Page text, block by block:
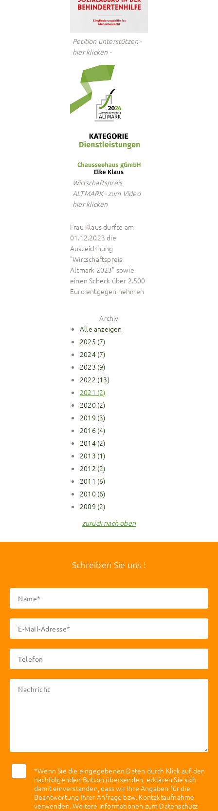
Petition unterstützen -
hier klicken -
Wirtschaftspreis
ALTMARK - zum Video
hier klicken
Frau Klaus durfte am
01.12.2023 die
Auszeichnung
"Wirtschaftspreis
Altmark 2023" sowie
einen Scheck über 2.500
Euro entgegen nehmen
Archiv
Alle anzeigen
2025 (7)
2024 (7)
2023 (9)
2022 (13)
2021 (2)
2020 (2)
2019 (3)
2016 (4)
2014 (2)
2013 (1)
2012 (2)
2011 (6)
2010 (6)
2009 (2)
zurück nach oben
Schreiben Sie uns !
*Wenn Sie die eingegebenen Daten durch Klick auf den
nachfolgenden Button übersenden, erklären Sie sich
damit einverstanden, dass wir Ihre Angaben für die
Beantwortung Ihrer Anfrage bzw. Kontaktaufnahme
verwenden. Weitere Informationen zum Datenschutz